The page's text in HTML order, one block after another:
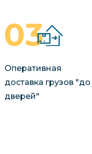
Оперативная
доставка грузов "до
дверей"